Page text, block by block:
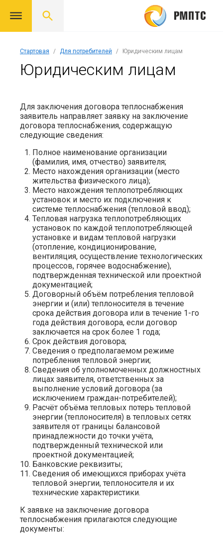
Стартовая Для потребителей Юридическим лицам
Юридическим лицам
Для заключения договора теплоснабжения
заявитель направляет заявку на заключение
договора теплоснабжения, содержащую
следующие сведения:
Полное наименование организации
(фамилия, имя, отчество) заявителя;
Место нахождения организации (место
жительства физического лица);
Место нахождения теплопотребляющих
установок и место их подключения к
системе теплоснабжения (тепловой ввод);
Тепловая нагрузка теплопотребляющих
установок по каждой теплопотребляющей
установке и видам тепловой нагрузки
(отопление, кондиционирование,
вентиляция, осуществление технологических
процессов, горячее водоснабжение),
подтвержденная технической или проектной
документацией;
Договорный объём потребления тепловой
энергии и (или) теплоносителя в течение
срока действия договора или в течение 1-го
года действия договора, если договор
заключается на срок более 1 года;
Срок действия договора;
Сведения о предполагаемом режиме
потребления тепловой энергии;
Сведения об уполномоченных должностных
лицах заявителя, ответственных за
выполнение условий договора (за
исключением граждан-потребителей);
Расчёт объёма тепловых потерь тепловой
энергии (теплоносителя) в тепловых сетях
заявителя от границы балансовой
принадлежности до точки учёта,
подтвержденный технической или
проектной документацией;
Банковские реквизиты;
Сведения об имеющихся приборах учёта
тепловой энергии, теплоносителя и их
технические характеристики.
К заявке на заключение договора
теплоснабжения прилагаются следующие
документы: